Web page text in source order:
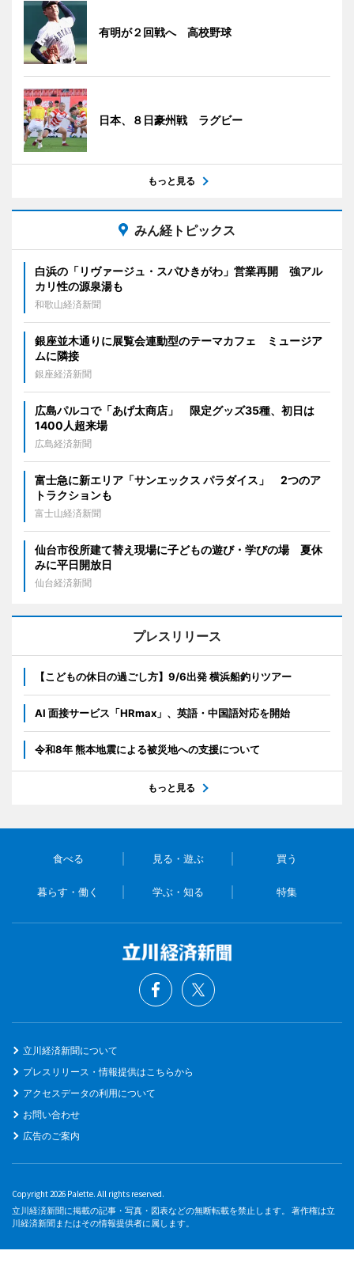
有明が２回戦へ 高校野球
日本、８日豪州戦 ラグビー
もっと見る
みん経トピックス
白浜の「リヴァージュ・スパひきがわ」営業再開 強アル
カリ性の源泉湯も
和歌山経済新聞
銀座並木通りに展覧会連動型のテーマカフェ ミュージア
ムに隣接
銀座経済新聞
広島パルコで「あげ太商店」 限定グッズ35種、初日は
1400人超来場
広島経済新聞
富士急に新エリア「サンエックス パラダイス」 2つのア
トラクションも
富士山経済新聞
仙台市役所建て替え現場に子どもの遊び・学びの場 夏休
みに平日開放日
仙台経済新聞
プレスリリース
【こどもの休日の過ごし方】9/6出発 横浜船釣りツアー
AI 面接サービス「HRmax」、英語・中国語対応を開始
令和8年 熊本地震による被災地への支援について
もっと見る
食べる 見る・遊ぶ 買う
暮らす・働く 学ぶ・知る 特集
立川経済新聞について
プレスリリース・情報提供はこちらから
アクセスデータの利用について
お問い合わせ
広告のご案内
Copyright 2026 Palette. All rights reserved.
立川経済新聞に掲載の記事・写真・図表などの無断転載を禁止します。 著作権は立
川経済新聞またはその情報提供者に属します。